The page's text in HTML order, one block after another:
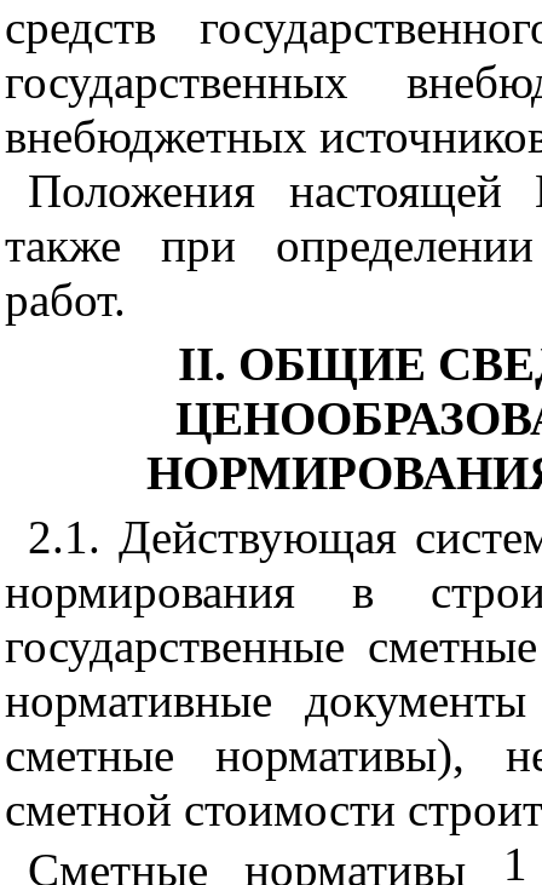
средств
государственных
внебюджетных
Положения настоящей
также при
работ.
II. ОБЩИЕ
2.1. Действующая
нормирования в
государственные
нормативные
сметные нормативы),
сметной стоимости
Сметные нормативы 1